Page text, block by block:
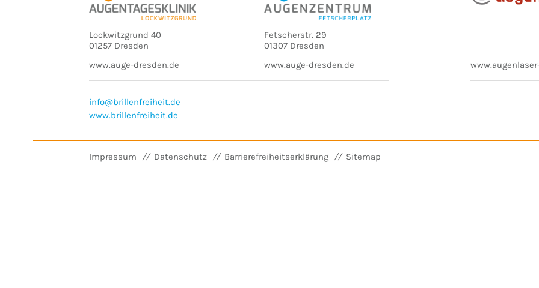
Lockwitzgrund 40
01257 Dresden
www.auge-dresden.de
Fetscherstr. 29
01307 Dresden
www.auge-dresden.de
info@brillenfreiheit.de
www.brillenfreiheit.de
Impressum Datenschutz Barrierefreiheitserklärung Sitemap